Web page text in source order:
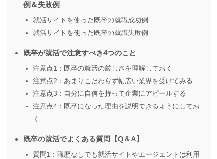
例＆失敗例
就活サイトを使った既卒の就職成功例
就活サイトを使った既卒の就職失敗例
既卒が就活で注意すべき4つのこと
注意点1：既卒の就活の厳しさを理解しておく
注意点2：あまりこだわらず幅広い業界を受けてみる
注意点3：自分に自信を持って企業にアピールする
注意点4：既卒になった理由を説明できるようにしてお
く
既卒の就活でよくある質問【Q＆A】
質問1：職歴なしでも就活サイトやエージェントは利用